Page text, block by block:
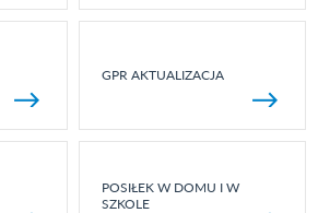
GPR AKTUALIZACJA
POSIŁEK W DOMU I W
SZKOLE